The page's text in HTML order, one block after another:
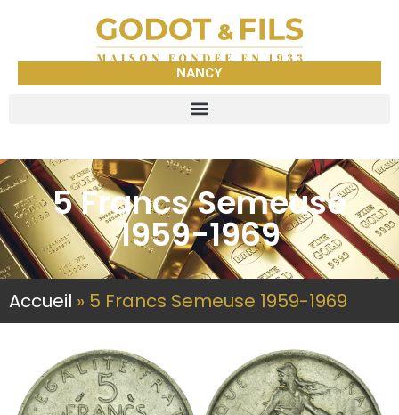
NANCY
5 Francs Semeuse
1959-1969
Accueil » 5 Francs Semeuse 1959-1969